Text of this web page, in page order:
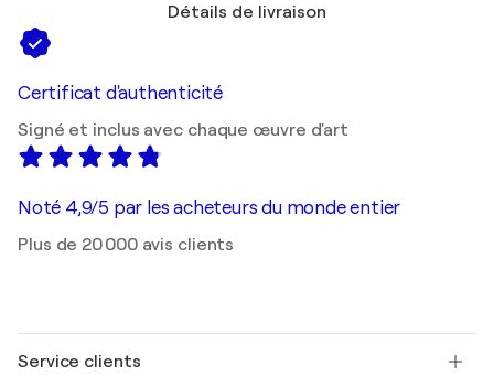
Détails de livraison
Certificat d'authenticité
Signé et inclus avec chaque œuvre d'art
Noté 4,9/5 par les acheteurs du monde entier
Plus de 20 000 avis clients
Service clients